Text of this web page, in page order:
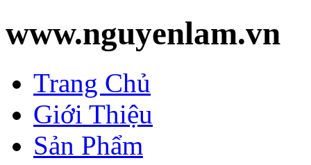
www.nguyenlam.vn
Trang Chủ
Giới Thiệu
Sản Phẩm